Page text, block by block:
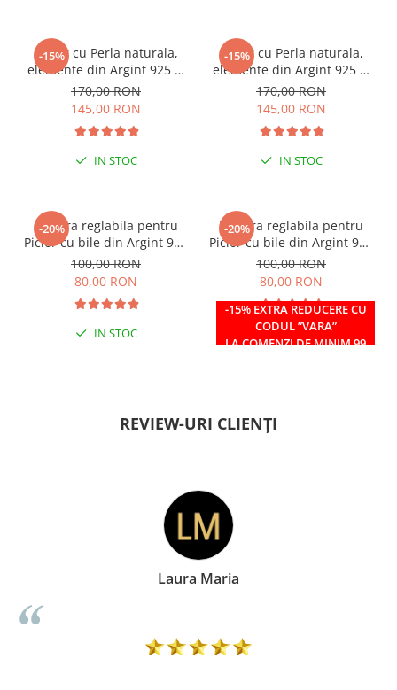
-15%
Colier cu Perla naturala,
elemente din Argint 925 si
margele Miyuki, multicolor
170,00 RON
145,00 RON
IN STOC
-15%
Colier cu Perla naturala,
elemente din Argint 925 si
margele Miyuki, verde/kiwi
170,00 RON
145,00 RON
IN STOC
-20%
Bratara reglabila pentru
Picior cu bile din Argint 925
si margele Miyuki rosii
100,00 RON
80,00 RON
IN STOC
-20%
-15% EXTRA REDUCERE CU
CODUL ”VARA”
LA COMENZI DE MINIM 99
Bratara reglabila pentru
Picior cu bile din Argint 925
si margele Miyuki verzi
100,00 RON
80,00 RON
IN STOC
REVIEW-URI CLIENȚI